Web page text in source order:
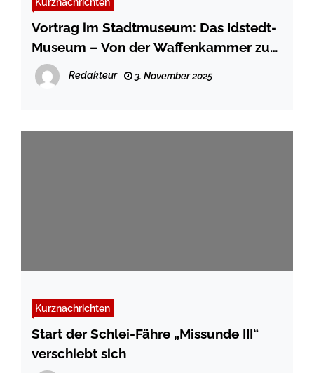
Vortrag im Stadtmuseum: Das Idstedt-
Museum – Von der Waffenkammer zum
Ort der Demokratiegeschichte
Redakteur 3. November 2025
Kurznachrichten
Start der Schlei-Fähre „Missunde III“
verschiebt sich